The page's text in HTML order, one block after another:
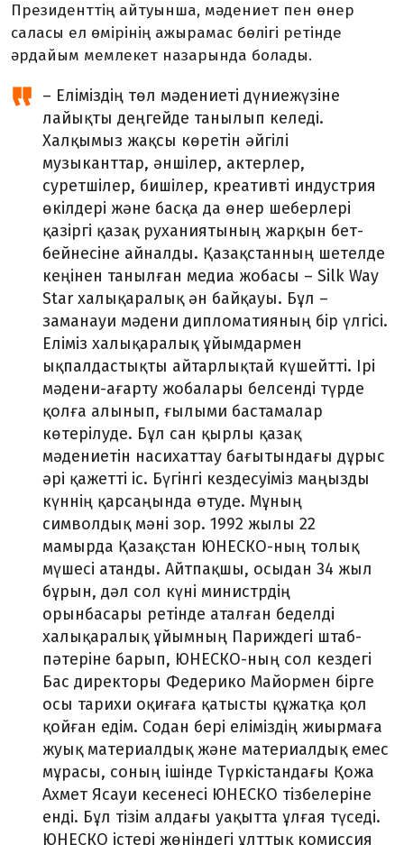
Президенттің айтуынша, мәдениет пен өнер
саласы ел өмірінің ажырамас бөлігі ретінде
әрдайым мемлекет назарында болады.
– Еліміздің төл мәдениеті дүниежүзіне
лайықты деңгейде танылып келеді.
Халқымыз жақсы көретін әйгілі
музыканттар, әншілер, актерлер,
суретшілер, бишілер, креативті индустрия
өкілдері және басқа да өнер шеберлері
қазіргі қазақ руханиятының жарқын бет-
бейнесіне айналды. Қазақстанның шетелде
кеңінен танылған медиа жобасы – Silk Way
Star халықаралық ән байқауы. Бұл –
заманауи мәдени дипломатияның бір үлгісі.
Еліміз халықаралық ұйымдармен
ықпалдастықты айтарлықтай күшейтті. Ірі
мәдени-ағарту жобалары белсенді түрде
қолға алынып, ғылыми бастамалар
көтерілуде. Бұл сан қырлы қазақ
мәдениетін насихаттау бағытындағы дұрыс
әрі қажетті іс. Бүгінгі кездесуіміз маңызды
күннің қарсаңында өтуде. Мұның
символдық мәні зор. 1992 жылы 22
мамырда Қазақстан ЮНЕСКО-ның толық
мүшесі атанды. Айтпақшы, осыдан 34 жыл
бұрын, дәл сол күні министрдің
орынбасары ретінде аталған беделді
халықаралық ұйымның Париждегі штаб-
пәтеріне барып, ЮНЕСКО-ның сол кездегі
Бас директоры Федерико Майормен бірге
осы тарихи оқиғаға қатысты құжатқа қол
қойған едім. Содан бері еліміздің жиырмаға
жуық материалдық және материалдық емес
мұрасы, соның ішінде Түркістандағы Қожа
Ахмет Ясауи кесенесі ЮНЕСКО тізбелеріне
енді. Бұл тізім алдағы уақытта ұлғая түседі.
ЮНЕСКО істері жөніндегі ұлттық комиссия